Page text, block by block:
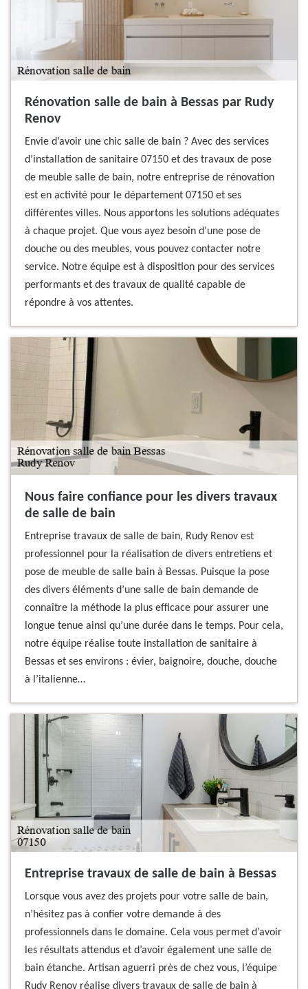
Rénovation salle de bain à Bessas par Rudy
Renov
Envie d’avoir une chic salle de bain ? Avec des services
d’installation de sanitaire 07150 et des travaux de pose
de meuble salle de bain, notre entreprise de rénovation
est en activité pour le département 07150 et ses
différentes villes. Nous apportons les solutions adéquates
à chaque projet. Que vous ayez besoin d’une pose de
douche ou des meubles, vous pouvez contacter notre
service. Notre équipe est à disposition pour des services
performants et des travaux de qualité capable de
répondre à vos attentes.
Nous faire confiance pour les divers travaux
de salle de bain
Entreprise travaux de salle de bain, Rudy Renov est
professionnel pour la réalisation de divers entretiens et
pose de meuble de salle bain à Bessas. Puisque la pose
des divers éléments d’une salle de bain demande de
connaître la méthode la plus efficace pour assurer une
longue tenue ainsi qu’une durée dans le temps. Pour cela,
notre équipe réalise toute installation de sanitaire à
Bessas et ses environs : évier, baignoire, douche, douche
à l’italienne…
Entreprise travaux de salle de bain à Bessas
Lorsque vous avez des projets pour votre salle de bain,
n’hésitez pas à confier votre demande à des
professionnels dans le domaine. Cela vous permet d’avoir
les résultats attendus et d’avoir également une salle de
bain étanche. Artisan aguerri près de chez vous, l’équipe
Rudy Renov réalise divers travaux de salle de bain à